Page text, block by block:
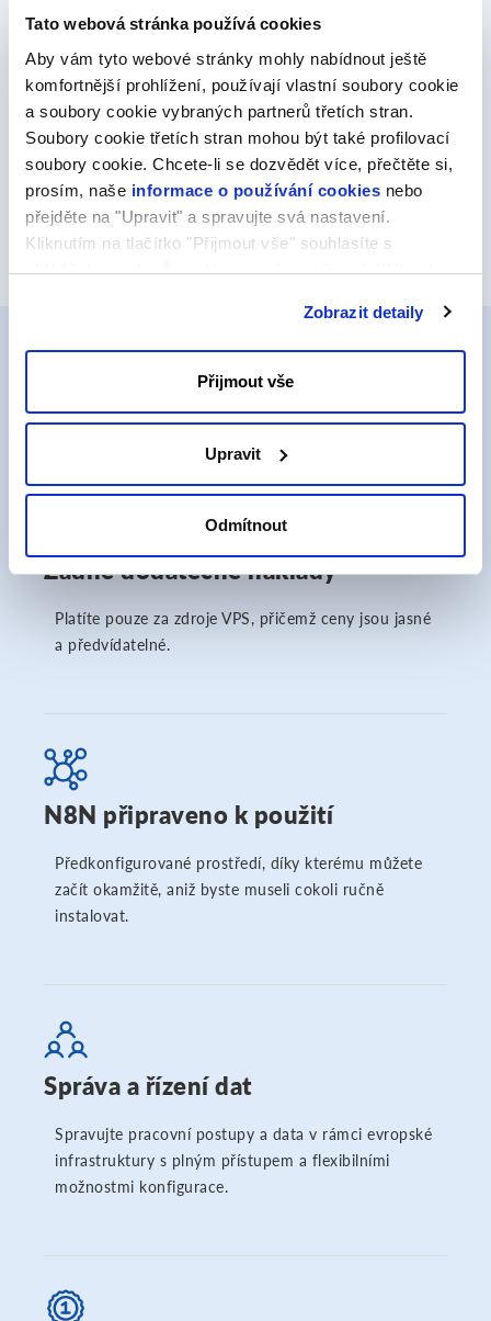
Tato webová stránka používá cookies
Aby vám tyto webové stránky mohly nabídnout ještě
komfortnější prohlížení, používají vlastní soubory cookie
a soubory cookie vybraných partnerů třetích stran.
Soubory cookie třetích stran mohou být také profilovací
soubory cookie. Chcete-li se dozvědět více, přečtěte si,
prosím, naše informace o používání cookies nebo
přejděte na "Upravit" a spravujte svá nastavení.
Kliknutím na tlačítko "Přijmout vše" souhlasíte s
ukládáním souborů cookie ve svém zařízení. Kliknutím
Zobrazit detaily
Přijmout vše
Upravit
Odmítnout
Automatizujte procesy a složité pracovní
Vytvářejte pracovní postupy s pomocí triggerů,
podmínek a událostí, kterými můžete automaticky
spravovat opakující se úkoly a koordinovat vícestupňové
procesy.
Classic VPS?
Žádné dodatečné náklady
Platíte pouze za zdroje VPS, přičemž ceny jsou jasné
a předvídatelné.
N8N připraveno k použití
Předkonfigurované prostředí, díky kterému můžete
začít okamžitě, aniž byste museli cokoli ručně
instalovat.
Správa a řízení dat
Spravujte pracovní postupy a data v rámci evropské
infrastruktury s plným přístupem a flexibilními
možnostmi konfigurace.